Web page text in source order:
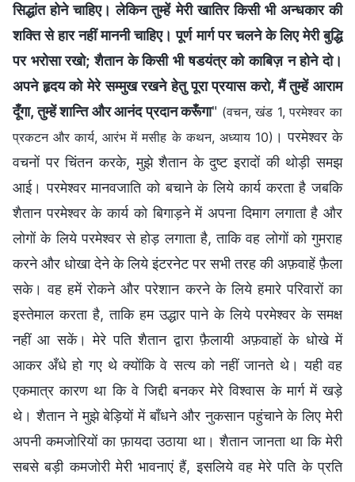
सिद्धांत होने चाहिए। लेकिन तुम्हें मेरी खातिर किसी भी अन्धकार की
शक्ति से हार नहीं माननी चाहिए। पूर्ण मार्ग पर चलने के लिए मेरी बुद्धि
पर भरोसा रखो; शैतान के किसी भी षडयंत्र को काबिज़ न होने दो।
अपने हृदय को मेरे सम्मुख रखने हेतु पूरा प्रयास करो, मैं तुम्हें आराम
दूँगा, तुम्हें शान्ति और आनंद प्रदान करूँगा" (वचन, खंड 1, परमेश्वर का
प्रकटन और कार्य, आरंभ में मसीह के कथन, अध्याय 10) । परमेश्वर के
वचनों पर चिंतन करके, मुझे शैतान के दुष्ट इरादों की थोड़ी समझ
आई। परमेश्वर मानवजाति को बचाने के लिये कार्य करता है जबकि
शैतान परमेश्वर के कार्य को बिगाड़ने में अपना दिमाग लगाता है और
लोगों के लिये परमेश्वर से होड़ लगाता है, ताकि वह लोगों को गुमराह
करने और धोखा देने के लिये इंटरनेट पर सभी तरह की अफ़वाहें फ़ैला
सके। वह हमें रोकने और परेशान करने के लिये हमारे परिवारों का
इस्तेमाल करता है, ताकि हम उद्धार पाने के लिये परमेश्वर के समक्ष
नहीं आ सकें। मेरे पति शैतान द्वारा फ़ैलायी अफ़वाहों के धोखे में
आकर अँधे हो गए थे क्योंकि वे सत्य को नहीं जानते थे। यही वह
एकमात्र कारण था कि वे जिद्दी बनकर मेरे विश्वास के मार्ग में खड़े
थे। शैतान ने मुझे बेड़ियों में बाँधने और नुकसान पहुंचाने के लिए मेरी
अपनी कमजोरियों का फ़ायदा उठाया था। शैतान जानता था कि मेरी
सबसे बड़ी कमजोरी मेरी भावनाएं हैं, इसलिये वह मेरे पति के प्रति